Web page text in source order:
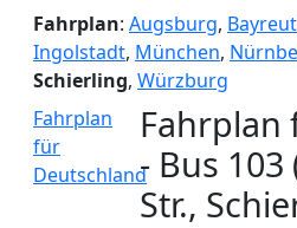
Fahrplan: Augsburg,
Ingolstadt, München,
Schierling, Würzburg
Fahrplan
für
Deutschland
Fahrplan
- Bus
Str.,